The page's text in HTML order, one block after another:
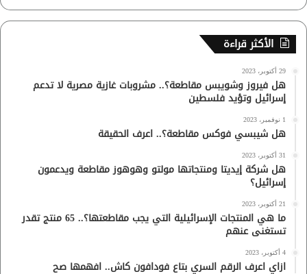
الأكثر قراءة
29 أكتوبر، 2023
هل فيروز وشويبس مقاطعة؟.. مشروبات غازية مصرية لا تدعم
إسرائيل وتؤيد فلسطين
1 نوفمبر، 2023
هل شيبسي فوكس مقاطعة؟.. اعرف الحقيقة
31 أكتوبر، 2023
هل شركة إيديتا ومنتجاتها مولتو وهوهوز مقاطعة ويدعمون
إسرائيل؟
21 أكتوبر، 2023
ما هي المنتجات الإسرائيلية التي يجب مقاطعتها؟.. 65 منتج تقدر
تستغنى عنهم
4 أكتوبر، 2023
ازاي اعرف الرقم السري بتاع فودافون كاش.. افهمها صح